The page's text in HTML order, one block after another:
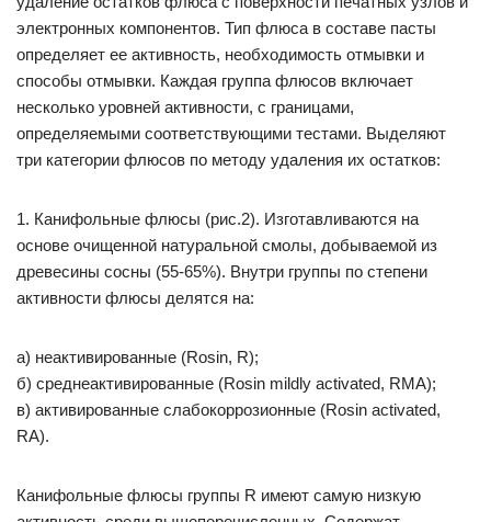
электронных компонентов. Тип флюса в составе пасты
определяет ее активность, необходимость отмывки и
способы отмывки. Каждая группа флюсов включает
несколько уровней активности, с границами,
определяемыми соответствующими тестами. Выделяют
три категории флюсов по методу удаления их остатков:
1. Канифольные флюсы (рис.2). Изготавливаются на
основе очищенной натуральной смолы, добываемой из
древесины сосны (55-65%). Внутри группы по степени
активности флюсы делятся на:
а) неактивированные (Rosin, R);
б) среднеактивированные (Rosin mildly activated, RMA);
в) активированные слабокоррозионные (Rosin activated,
RA).
Канифольные флюсы группы R имеют самую низкую